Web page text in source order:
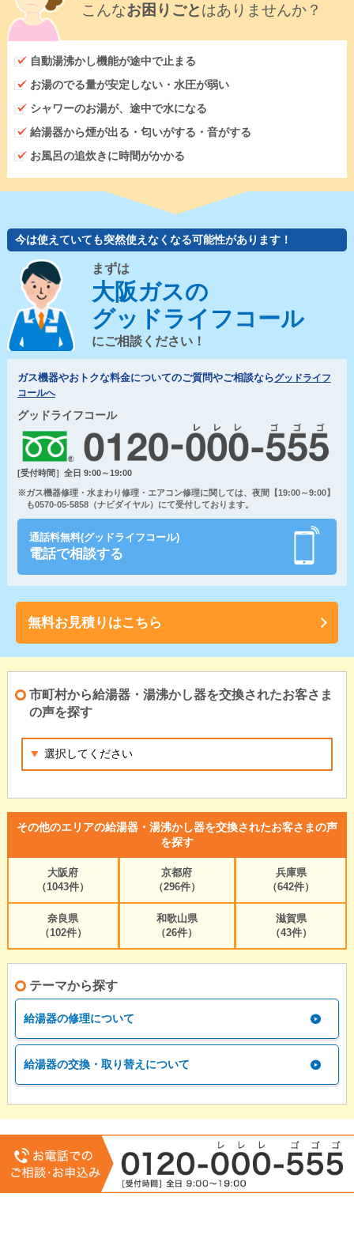
こんなお困りごとはありませんか？
自動湯沸かし機能が途中で止まる
お湯のでる量が安定しない・水圧が弱い
シャワーのお湯が、途中で水になる
給湯器から煙が出る・匂いがする・音がする
お風呂の追炊きに時間がかかる
今は使えていても突然使えなくなる可能性があります！
まずは
大阪ガスの
グッドライフコール
にご相談ください！
ガス機器やおトクな料金についてのご質問やご相談ならグッドライフ
コールへ
グッドライフコール
[受付時間］全日 9:00～19:00
※ガス機器修理・水まわり修理・エアコン修理に関しては、夜間【19:00～9:00】
も0570-05-5858（ナビダイヤル）にて受付しております。
通話料無料(グッドライフコール)
電話で相談する
無料お見積りはこちら
市町村から給湯器・湯沸かし器を交換されたお客さま
の声を探す
その他のエリアの給湯器・湯沸かし器を交換されたお客さまの声
を探す
大阪府
（1043件）
京都府
（296件）
兵庫県
（642件）
奈良県
（102件）
和歌山県
（26件）
滋賀県
（43件）
テーマから探す
給湯器の修理について
給湯器の交換・取り替えについて